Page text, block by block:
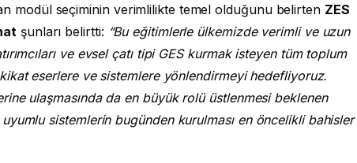
modül seçiminin verimlilikte temel olduğunu belirten ZES
şunları belirtti: “Bu eğitimlerle ülkemizde verimli ve uzun
ve evsel çatı tipi GES kurmak isteyen tüm toplum
eserlere ve sistemlere yönlendirmeyi hedefliyoruz.
ulaşmasında da en büyük rolü üstlenmesi beklenen
sistemlerin bugünden kurulması en öncelikli bahisler